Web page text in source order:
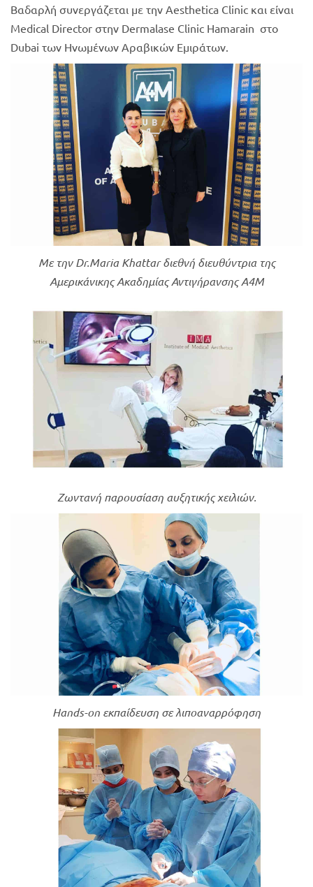
Βαδαρλή συνεργάζεται με την Aesthetica Clinic και είναι
Medical Director στην Dermalase Clinic Hamarain στο
Dubai των Ηνωμένων Αραβικών Εμιράτων.
Με την Dr.Maria Khattar διεθνή διευθύντρια της
Αμερικάνικης Ακαδημίας Αντιγήρανσης Α4Μ
Ζωντανή παρουσίαση αυξητικής χειλιών.
Hands-on εκπαίδευση σε λιποαναρρόφηση